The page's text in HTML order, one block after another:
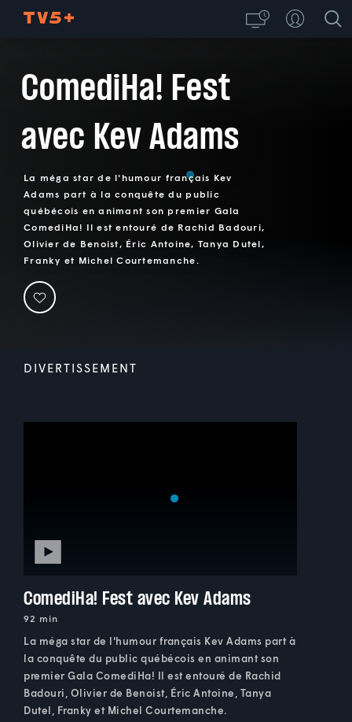
ComediHa! Fest
avec Kev Adams
La méga star de l'humour français Kev
Adams part à la conquête du public
québécois en animant son premier Gala
ComediHa! Il est entouré de Rachid Badouri,
Olivier de Benoist, Éric Antoine, Tanya Dutel,
Franky et Michel Courtemanche.
DIVERTISSEMENT
ComediHa! Fest avec Kev Adams
92 min
La méga star de l'humour français Kev Adams part à
la conquête du public québécois en animant son
premier Gala ComediHa! Il est entouré de Rachid
Badouri, Olivier de Benoist, Éric Antoine, Tanya
Dutel, Franky et Michel Courtemanche.